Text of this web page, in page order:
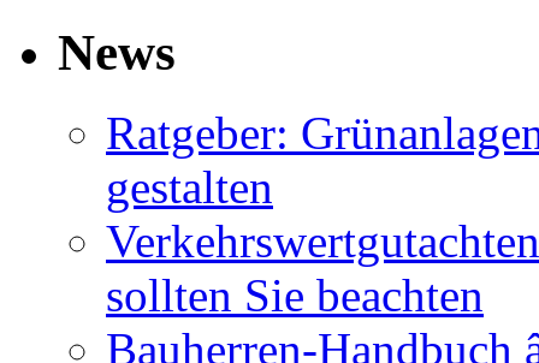
News
Ratgeber:
gestalten
sollten Sie beachten
Bauherren-Handbuch